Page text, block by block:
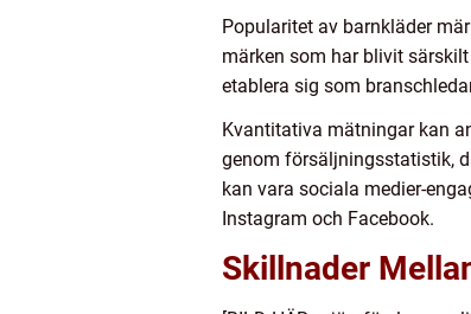
Popularitet av barnkläder
märken som har blivit
etablera sig som
Kvantitativa mätningar kan
genom försäljningsstatistik,
kan vara sociala medier-
Instagram och Facebook.
Skillnader